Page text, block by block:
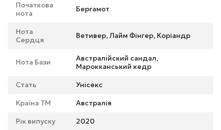
Початкова
нота
Бергамот
Нота
Сердця
Ветивер, Лайм Фінгер, Коріандр
Нота Бази
Австралійский сандал,
Марокканський кедр
Стать Унісекс
Країна ТМ Австралія
Рік випуску 2020